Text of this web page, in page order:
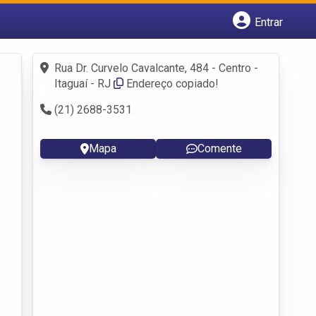
Entrar
Fazer login
Criar conta
Rua Dr. Curvelo Cavalcante, 484 - Centro -
Itaguaí - RJ
Endereço copiado!
(21) 2688-3531
Mapa Comente